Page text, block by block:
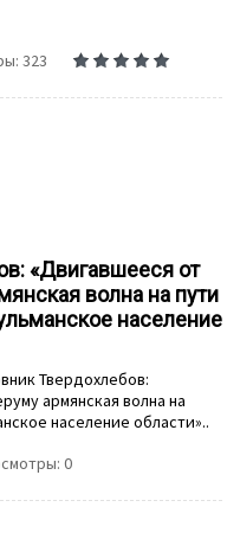
323
«Двигавшееся от
волна на пути
население
Твердохлебов:
армянская волна на
население области»..
0